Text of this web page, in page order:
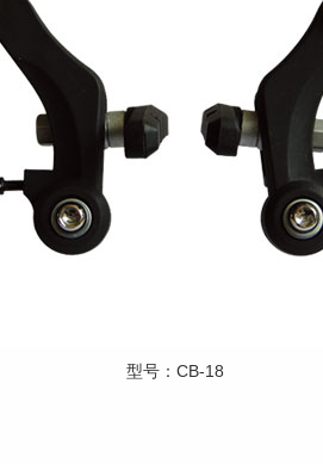
型号：CB-18